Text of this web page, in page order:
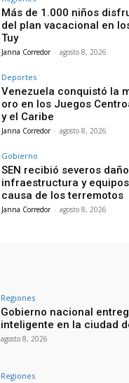
Más de 1.000 niños
del plan vacacional en
Tuy
Janna Corredor - agosto 8, 2026
Deportes
Venezuela conquistó la
oro en los Juegos
y el Caribe
Janna Corredor - agosto 8, 2026
Gobierno
SEN recibió severos
infraestructura y
causa de los terremotos
Janna Corredor - agosto 8, 2026
Regiones
Gobierno nacional
inteligente en la ciudad
agosto 8, 2026
Regiones